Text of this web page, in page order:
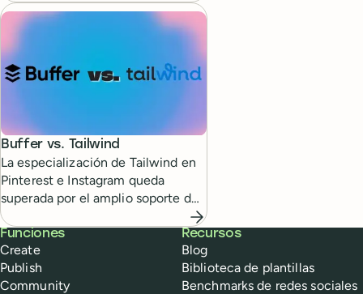
contenido y analizar resultados.
Buffer vs. Tailwind
La especialización de Tailwind en
Pinterest e Instagram queda
superada por el amplio soporte de
Buffer para diversas redes sociales.
Buffer
Funciones
Create
Publish
Community
Recursos
Blog
Biblioteca de plantillas
Benchmarks de redes sociales